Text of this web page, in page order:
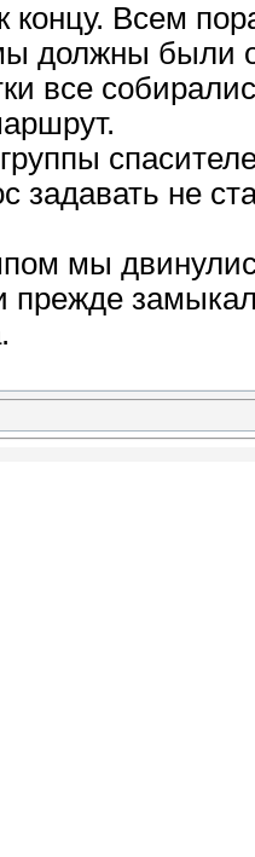
концу. Всем
должны были
все
задавать не
мы
прежде